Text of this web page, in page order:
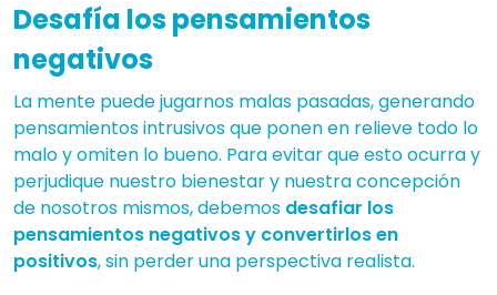
Desafía los pensamientos
negativos
La mente puede jugarnos malas pasadas, generando
pensamientos intrusivos que ponen en relieve todo lo
malo y omiten lo bueno. Para evitar que esto ocurra y
perjudique nuestro bienestar y nuestra concepción
de nosotros mismos, debemos desafiar los
pensamientos negativos y convertirlos en
positivos, sin perder una perspectiva realista.